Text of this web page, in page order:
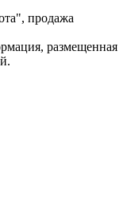
продажа
размещенная